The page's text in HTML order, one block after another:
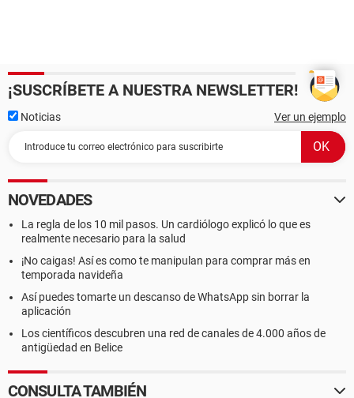
¡SUSCRÍBETE A NUESTRA NEWSLETTER!
Noticias Ver un ejemplo
NOVEDADES
La regla de los 10 mil pasos. Un cardiólogo explicó lo que es
realmente necesario para la salud
¡No caigas! Así es como te manipulan para comprar más en
temporada navideña
Así puedes tomarte un descanso de WhatsApp sin borrar la
aplicación
Los científicos descubren una red de canales de 4.000 años de
antigüedad en Belice
CONSULTA TAMBIÉN